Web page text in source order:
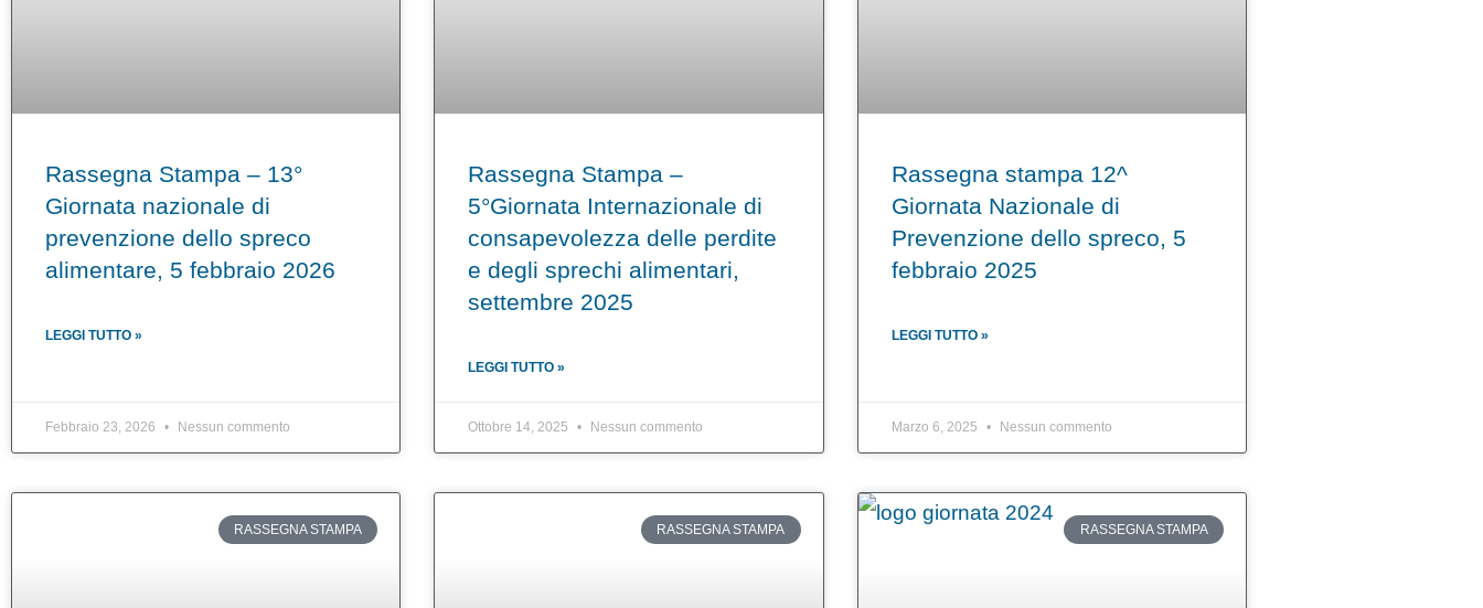
Rassegna Stampa – 13°
Giornata nazionale di
prevenzione dello spreco
alimentare, 5 febbraio 2026
LEGGI TUTTO »
Febbraio 23, 2026 Nessun commento
Rassegna Stampa –
5°Giornata Internazionale di
consapevolezza delle perdite
e degli sprechi alimentari,
settembre 2025
LEGGI TUTTO »
Ottobre 14, 2025 Nessun commento
Rassegna stampa 12^
Giornata Nazionale di
Prevenzione dello spreco, 5
febbraio 2025
LEGGI TUTTO »
Marzo 6, 2025 Nessun commento
RASSEGNA STAMPA RASSEGNA STAMPA RASSEGNA STAMPA